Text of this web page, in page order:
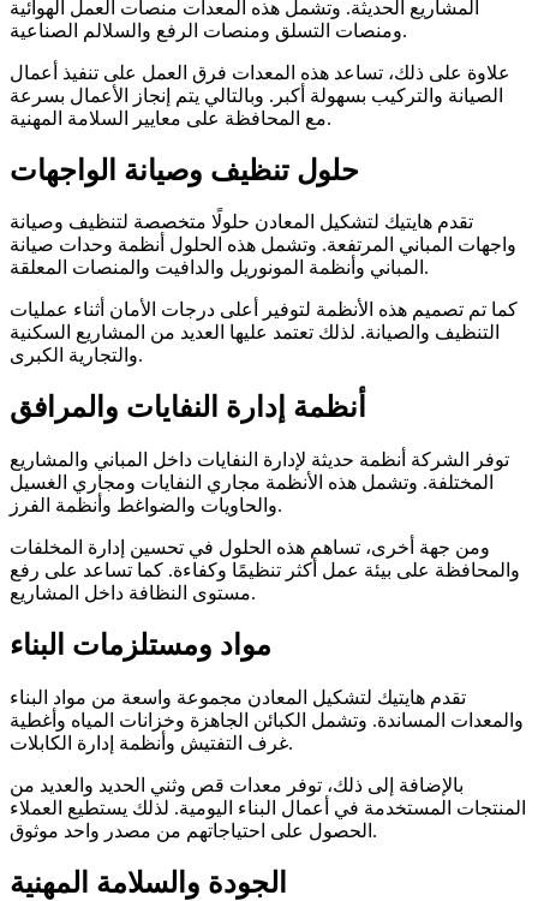
المشاريع الحديثة. وتشمل هذه المعدات منصات العمل الهوائية
ومنصات التسلق ومنصات الرفع والسلالم الصناعية.
علاوة على ذلك، تساعد هذه المعدات فرق العمل على تنفيذ أعمال
الصيانة والتركيب بسهولة أكبر. وبالتالي يتم إنجاز الأعمال بسرعة
مع المحافظة على معايير السلامة المهنية.
حلول تنظيف وصيانة الواجهات
تقدم هايتيك لتشكيل المعادن حلولًا متخصصة لتنظيف وصيانة
واجهات المباني المرتفعة. وتشمل هذه الحلول أنظمة وحدات صيانة
المباني وأنظمة المونوريل والدافيت والمنصات المعلقة.
كما تم تصميم هذه الأنظمة لتوفير أعلى درجات الأمان أثناء عمليات
التنظيف والصيانة. لذلك تعتمد عليها العديد من المشاريع السكنية
والتجارية الكبرى.
أنظمة إدارة النفايات والمرافق
توفر الشركة أنظمة حديثة لإدارة النفايات داخل المباني والمشاريع
المختلفة. وتشمل هذه الأنظمة مجاري النفايات ومجاري الغسيل
والحاويات والضواغط وأنظمة الفرز.
ومن جهة أخرى، تساهم هذه الحلول في تحسين إدارة المخلفات
والمحافظة على بيئة عمل أكثر تنظيمًا وكفاءة. كما تساعد على رفع
مستوى النظافة داخل المشاريع.
مواد ومستلزمات البناء
تقدم هايتيك لتشكيل المعادن مجموعة واسعة من مواد البناء
والمعدات المساندة. وتشمل الكبائن الجاهزة وخزانات المياه وأغطية
غرف التفتيش وأنظمة إدارة الكابلات.
بالإضافة إلى ذلك، توفر معدات قص وثني الحديد والعديد من
المنتجات المستخدمة في أعمال البناء اليومية. لذلك يستطيع العملاء
الحصول على احتياجاتهم من مصدر واحد موثوق.
الجودة والسلامة المهنية